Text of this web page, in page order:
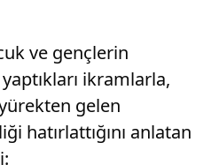
ve gençlerin
ikramlarla,
gelen
hatırlattığını anlatan